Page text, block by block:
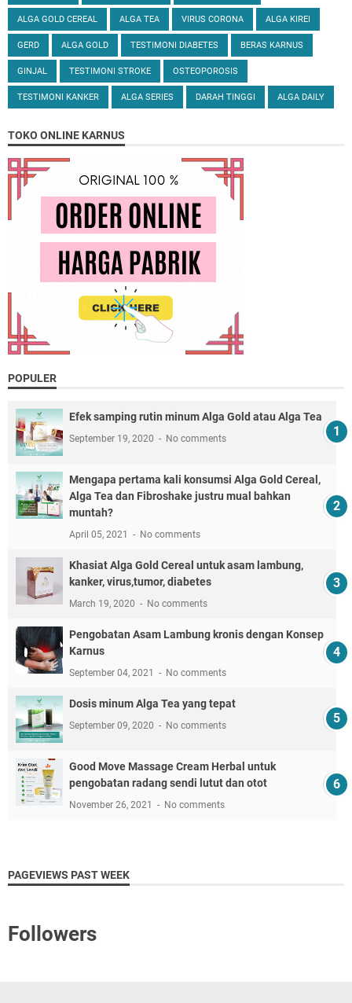
ALGA GOLD CEREAL ALGA TEA VIRUS CORONA ALGA KIREI
GERD ALGA GOLD TESTIMONI DIABETES BERAS KARNUS
GINJAL TESTIMONI STROKE OSTEOPOROSIS
TESTIMONI KANKER ALGA SERIES DARAH TINGGI ALGA DAILY
TOKO ONLINE KARNUS
POPULER
Efek samping rutin minum Alga Gold atau Alga Tea
September 19, 2020 No comments
Mengapa pertama kali konsumsi Alga Gold Cereal,
Alga Tea dan Fibroshake justru mual bahkan
muntah?
April 05, 2021 No comments
Khasiat Alga Gold Cereal untuk asam lambung,
kanker, virus,tumor, diabetes
March 19, 2020 No comments
Pengobatan Asam Lambung kronis dengan Konsep
Karnus
September 04, 2021 No comments
Dosis minum Alga Tea yang tepat
September 09, 2020 No comments
Good Move Massage Cream Herbal untuk
pengobatan radang sendi lutut dan otot
November 26, 2021 No comments
PAGEVIEWS PAST WEEK
Followers